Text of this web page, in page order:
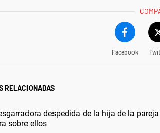
Facebook
RELACIONADAS
despedida de la hija de la
sobre ellos